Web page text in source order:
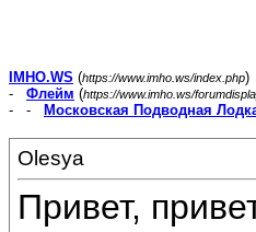
IMHO.WS (https://www.imho.ws/index.php)
- Флейм (https://www.imho.ws/
- -
Московская Подводная
Olesya
Привет,